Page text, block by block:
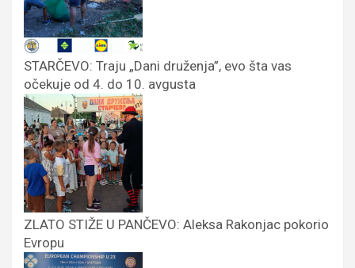
STARČEVO: Traju „Dani druženja”, evo šta vas
očekuje od 4. do 10. avgusta
ZLATO STIŽE U PANČEVO: Aleksa Rakonjac pokorio
Evropu